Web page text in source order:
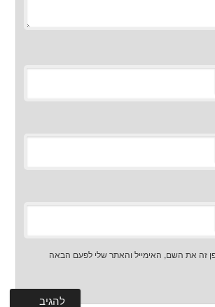
זה את השם, האימייל והאתר שלי לפעם הבאה